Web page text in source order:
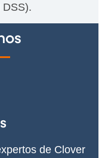
DSS).
de Clover